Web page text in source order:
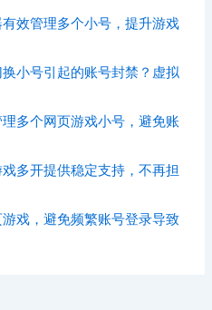
效管理多个小号，提升游戏
小号引起的账号封禁？虚拟
多个网页游戏小号，避免账
多开提供稳定支持，不再担
戏，避免频繁账号登录导致